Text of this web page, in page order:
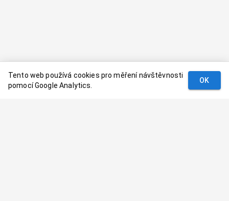
Tento web používá cookies pro měření návštěvnosti
pomocí Google Analytics.
OK